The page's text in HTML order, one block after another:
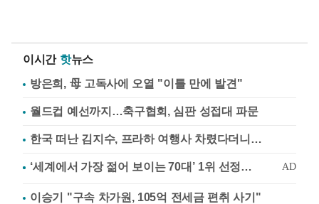
이시간 핫뉴스
방은희, 母 고독사에 오열 "이틀 만에 발견"
월드컵 예선까지…축구협회, 심판 성접대 파문
한국 떠난 김지수, 프라하 여행사 차렸다더니…
이승기 "구속 차가원, 105억 전세금 편취 사기"